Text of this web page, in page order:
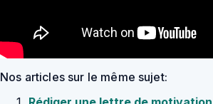
Nos articles sur le même sujet: